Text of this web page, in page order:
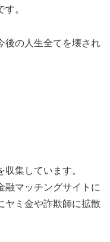
す。
後の人生全てを壊され
集しています。
融マッチングサイトに
ヤミ金や詐欺師に拡散